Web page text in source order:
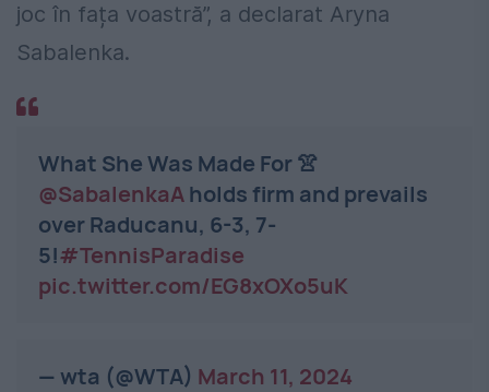
joc în fața voastră”, a declarat Aryna
Sabalenka.
What She Was Made For 👚
@SabalenkaAholds firm and prevails
over Raducanu, 6-3, 7-
5!#TennisParadise
pic.twitter.com/EG8xOXo5uK
— wta (@WTA) March 11, 2024